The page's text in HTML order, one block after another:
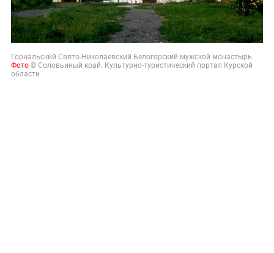
Горнальский Свято-Николаевский Белогорский мужской монастырь.
Фото© Соловьиный край. Культурно-туристический портал Курской
области.